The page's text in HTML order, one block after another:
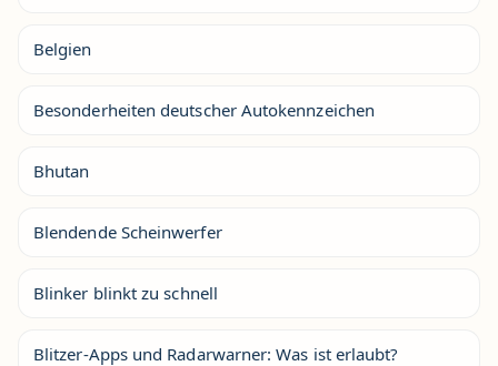
Belgien
Besonderheiten deutscher Autokennzeichen
Bhutan
Blendende Scheinwerfer
Blinker blinkt zu schnell
Blitzer-Apps und Radarwarner: Was ist erlaubt?